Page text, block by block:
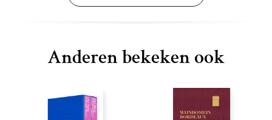
reading for anyone who wants to understand the
discover the region's most beautiful châteaux and
informed and accomplished expert on Bordeaux
Anderen bekeken ook